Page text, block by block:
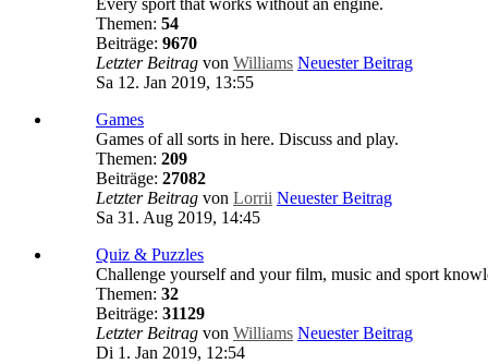
Every sport that works without an engine.
Themen: 54
Beiträge: 9670
Letzter Beitrag von Williams Neuester Beitrag
Sa 12. Jan 2019, 13:55
Games
Games of all sorts in here. Discuss and play.
Themen: 209
Beiträge: 27082
Letzter Beitrag von Lorrii Neuester Beitrag
Sa 31. Aug 2019, 14:45
Quiz & Puzzles
Challenge yourself and your film, music and sport
Themen: 32
Beiträge: 31129
Letzter Beitrag von Williams Neuester Beitrag
Di 1. Jan 2019, 12:54